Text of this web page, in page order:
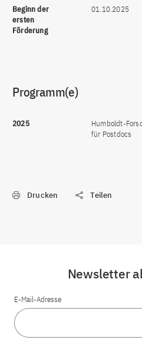
Beginn der
ersten
Förderung
01.10.2025
Programm(e)
2025
Humboldt-
für Postdocs
Drucken Teilen
Newsletter
E-Mail-Adresse